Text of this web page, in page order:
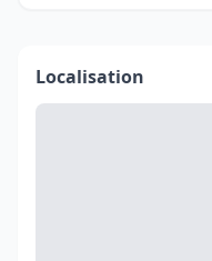
Localisation